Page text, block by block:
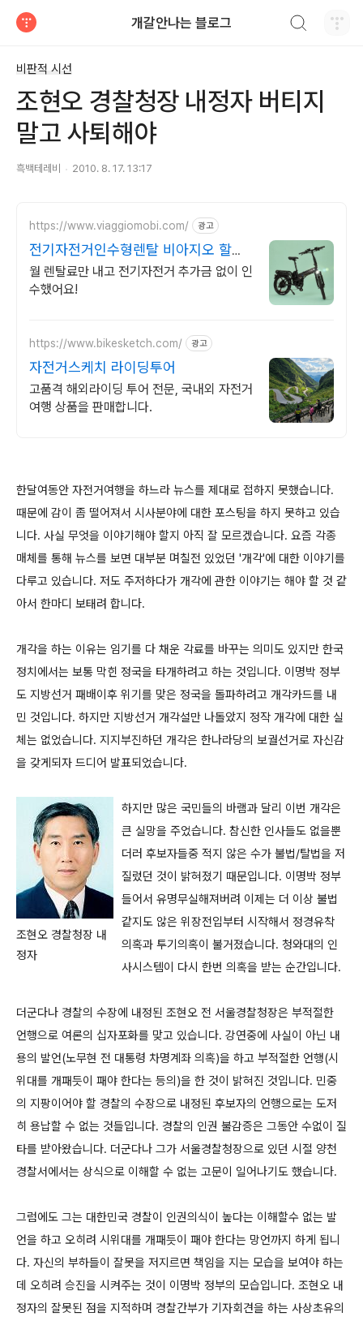
개갈안나는 블로그
비판적 시선
조현오 경찰청장 내정자 버티지
말고 사퇴해야
흑백테레비 2010. 8. 17. 13:17
https://www.viaggiomobi.com/ 광고
전기자전거인수형렌탈 비아지오 할부
보다 가뿐하게 자전거마련
월 렌탈료만 내고 전기자전거 추가금 없이 인
수했어요!
https://www.bikesketch.com/ 광고
자전거스케치 라이딩투어
고품격 해외라이딩 투어 전문, 국내외 자전거
여행 상품을 판매합니다.
한달여동안 자전거여행을 하느라 뉴스를 제대로 접하지 못했습니다.
때문에 감이 좀 떨어져서 시사분야에 대한 포스팅을 하지 못하고 있습
니다. 사실 무엇을 이야기해야 할지 아직 잘 모르겠습니다. 요즘 각종
매체를 통해 뉴스를 보면 대부분 며칠전 있었던 '개각'에 대한 이야기를
다루고 있습니다. 저도 주저하다가 개각에 관한 이야기는 해야 할 것 같
아서 한마디 보태려 합니다.
개각을 하는 이유는 임기를 다 채운 각료를 바꾸는 의미도 있지만 한국
정치에서는 보통 막힌 정국을 타개하려고 하는 것입니다. 이명박 정부
도 지방선거 패배이후 위기를 맞은 정국을 돌파하려고 개각카드를 내
민 것입니다. 하지만 지방선거 개각설만 나돌았지 정작 개각에 대한 실
체는 없었습니다. 지지부진하던 개각은 한나라당의 보궐선거로 자신감
을 갖게되자 드디어 발표되었습니다.
조현오 경찰청장 내
정자
하지만 많은 국민들의 바램과 달리 이번 개각은
큰 실망을 주었습니다. 참신한 인사들도 없을뿐
더러 후보자들중 적지 않은 수가 불법/탈법을 저
질렀던 것이 밝혀졌기 때문입니다. 이명박 정부
들어서 유명무실해져버려 이제는 더 이상 불법
같지도 않은 위장전입부터 시작해서 정경유착
의혹과 투기의혹이 불거졌습니다. 청와대의 인
사시스템이 다시 한번 의혹을 받는 순간입니다.
더군다나 경찰의 수장에 내정된 조현오 전 서울경찰청장은 부적절한
언행으로 여론의 십자포화를 맞고 있습니다. 강연중에 사실이 아닌 내
용의 발언(노무현 전 대통령 차명계좌 의혹)을 하고 부적절한 언행(시
위대를 개패듯이 패야 한다는 등의)을 한 것이 밝혀진 것입니다. 민중
의 지팡이어야 할 경찰의 수장으로 내정된 후보자의 언행으로는 도저
히 용납할 수 없는 것들입니다. 경찰의 인권 불감증은 그동안 수없이 질
타를 받아왔습니다. 더군다나 그가 서울경찰청장으로 있던 시절 양천
경찰서에서는 상식으로 이해할 수 없는 고문이 일어나기도 했습니다.
그럼에도 그는 대한민국 경찰이 인권의식이 높다는 이해할수 없는 발
언을 하고 오히려 시위대를 개패듯이 패야 한다는 망언까지 하게 됩니
다. 자신의 부하들이 잘못을 저지르면 책임을 지는 모습을 보여야 하는
데 오히려 승진을 시켜주는 것이 이명박 정부의 모습입니다. 조현오 내
정자의 잘못된 점을 지적하며 경찰간부가 기자회견을 하는 사상초유의